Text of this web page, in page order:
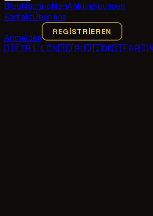
BlogNachrichtenAnkündigungen
KontaktÜber uns
Anmelden
REGISTRIEREN
🇹🇷TR🇬🇧EN🇷🇺RU🇩🇪DE🇸🇦AR